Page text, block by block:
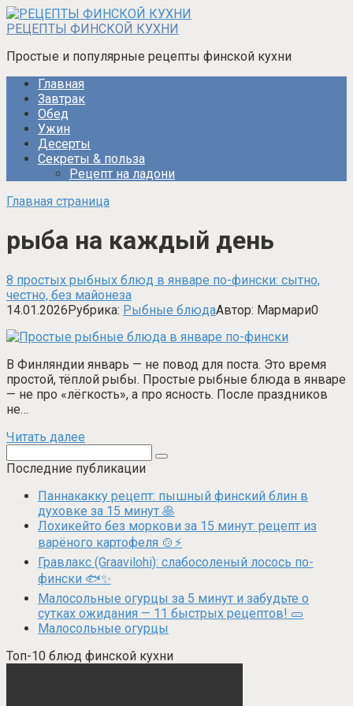
Перейти
к
РЕЦЕПТЫ ФИНСКОЙ КУХНИ
Простые и популярные рецепты финской кухни
Главная
Завтрак
Обед
Ужин
Десерты
Секреты & польза
Рецепт на ладони
Главная страница
рыба на каждый день
8 простых рыбных блюд в январе по-фински: сытно,
честно, без майонеза
14.01.2026Рубрика: Рыбные блюдаАвтор: Мармари0
В Финляндии январь — не повод для поста. Это время
простой, тёплой рыбы. Простые рыбные блюда в январе
— не про «лёгкость», а про ясность. После праздников
не…
Читать далее
Последние публикации
Паннакакку рецепт: пышный финский блин в
духовке за 15 минут 🥞
Лохикейто без моркови за 15 минут: рецепт из
варёного картофеля 🍲⚡
Гравлакс (Graavilohi): слабосоленый лосось по-
фински 🐟✨
Малосольные огурцы за 5 минут и забудьте о
сутках ожидания — 11 быстрых рецептов! 🥒
Малосольные огурцы
Топ-10 блюд финской кухни